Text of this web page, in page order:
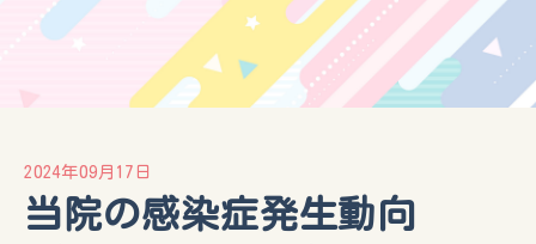
2024年09月17日
当院の感染症発生動向